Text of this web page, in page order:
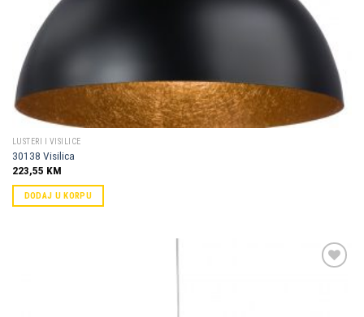
LUSTERI I VISILICE
30138 Visilica
223,55 KM
DODAJ U KORPU